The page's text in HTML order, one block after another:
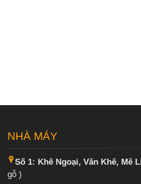
NHÀ MÁY
Số 1: Khê Ngoại, Văn Khê, Mê
gỗ )